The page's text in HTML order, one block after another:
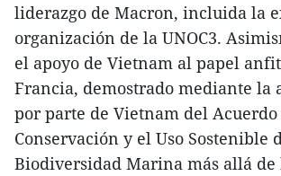
liderazgo de Macron, incluida la
organización de la UNOC3.
el apoyo de Vietnam al papel
Francia, demostrado mediante la
por parte de Vietnam del Acuerdo
Conservación y el Uso Sostenible
Biodiversidad Marina más allá de